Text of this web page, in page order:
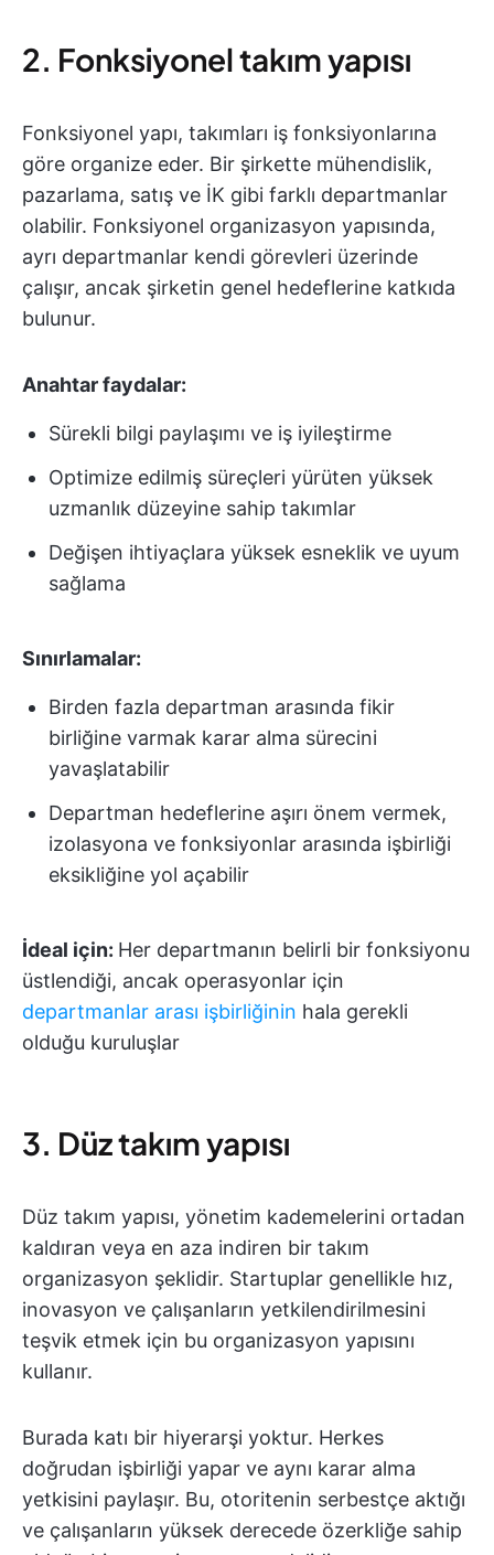
2. Fonksiyonel takım yapısı
Fonksiyonel yapı, takımları iş fonksiyonlarına
göre organize eder. Bir şirkette mühendislik,
pazarlama, satış ve İK gibi farklı departmanlar
olabilir. Fonksiyonel organizasyon yapısında,
ayrı departmanlar kendi görevleri üzerinde
çalışır, ancak şirketin genel hedeflerine katkıda
bulunur.
Anahtar faydalar:
Sürekli bilgi paylaşımı ve iş iyileştirme
Optimize edilmiş süreçleri yürüten yüksek
uzmanlık düzeyine sahip takımlar
Değişen ihtiyaçlara yüksek esneklik ve uyum
sağlama
Sınırlamalar:
Birden fazla departman arasında fikir
birliğine varmak karar alma sürecini
yavaşlatabilir
Departman hedeflerine aşırı önem vermek,
izolasyona ve fonksiyonlar arasında işbirliği
eksikliğine yol açabilir
İdeal için: Her departmanın belirli bir fonksiyonu
üstlendiği, ancak operasyonlar için
departmanlar arası işbirliğinin hala gerekli
olduğu kuruluşlar
3. Düz takım yapısı
Düz takım yapısı, yönetim kademelerini ortadan
kaldıran veya en aza indiren bir takım
organizasyon şeklidir. Startuplar genellikle hız,
inovasyon ve çalışanların yetkilendirilmesini
teşvik etmek için bu organizasyon yapısını
kullanır.
Burada katı bir hiyerarşi yoktur. Herkes
doğrudan işbirliği yapar ve aynı karar alma
yetkisini paylaşır. Bu, otoritenin serbestçe aktığı
ve çalışanların yüksek derecede özerkliğe sahip